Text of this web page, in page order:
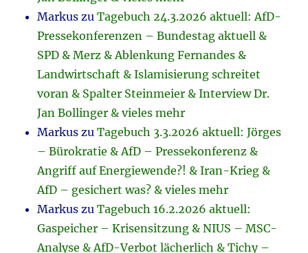
Markus zuTagebuch 24.3.2026 aktuell: AfD-
Pressekonferenzen – Bundestag aktuell &
SPD & Merz & Ablenkung Fernandes &
Landwirtschaft & Islamisierung schreitet
voran & Spalter Steinmeier & Interview Dr.
Jan Bollinger & vieles mehr
Markus zuTagebuch 3.3.2026 aktuell: Jörges
– Bürokratie & AfD – Pressekonferenz &
Angriff auf Energiewende?! & Iran-Krieg &
AfD – gesichert was? & vieles mehr
Markus zuTagebuch 16.2.2026 aktuell:
Gaspeicher – Krisensitzung & NIUS – MSC-
Analyse & AfD-Verbot lächerlich & Tichy –